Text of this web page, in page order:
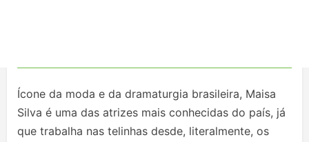
Ícone da moda e da dramaturgia brasileira, Maisa
Silva é uma das atrizes mais conhecidas do país, já
que trabalha nas telinhas desde, literalmente, os